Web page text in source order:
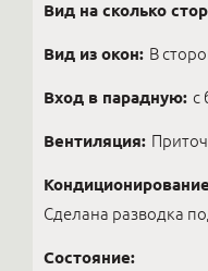
Вид на сколько
Вид из окон: В
Вход в парадную: с
Вентиляция:
Сделана разводка
Состояние: